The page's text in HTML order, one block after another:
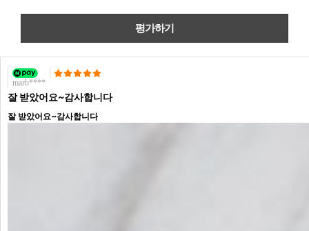
marb****
잘 받았어요~감사합니다
잘 받았어요~감사합니다